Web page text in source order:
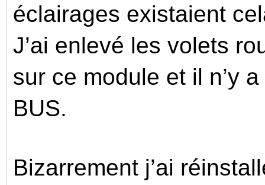
éclairages existaient
J’ai enlevé les volets
sur ce module et il n’y
BUS.
Bizarrement j’ai